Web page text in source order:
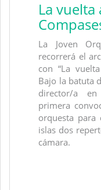
La
La Joven
recorrerá el
con “La
Bajo la batuta
director/a
primera
orquesta para
islas dos
cámara.